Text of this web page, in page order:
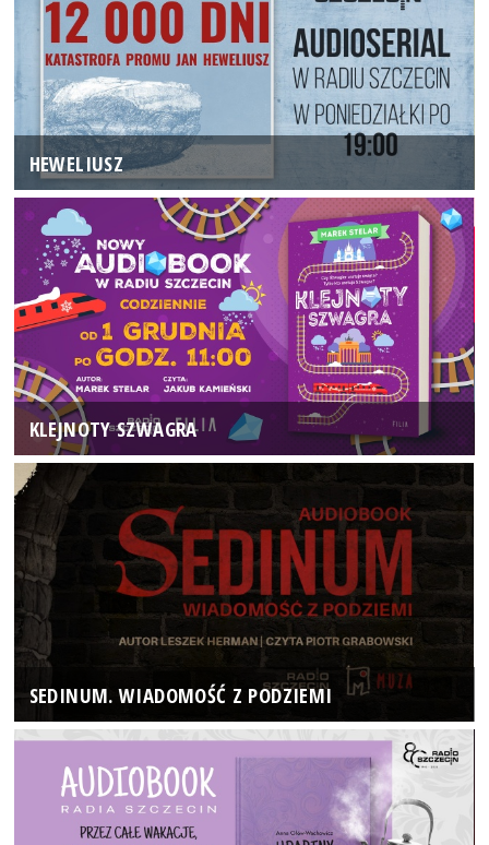
HEWELIUSZ
KLEJNOTY SZWAGRA
SEDINUM. WIADOMOŚĆ Z PODZIEMI